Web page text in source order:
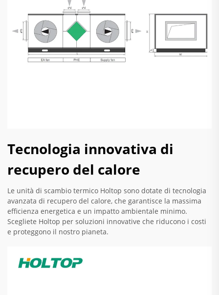
Tecnologia innovativa di
recupero del calore
Le unità di scambio termico Holtop sono dotate di tecnologia
avanzata di recupero del calore, che garantisce la massima
efficienza energetica e un impatto ambientale minimo.
Scegliete Holtop per soluzioni innovative che riducono i costi
e proteggono il nostro pianeta.